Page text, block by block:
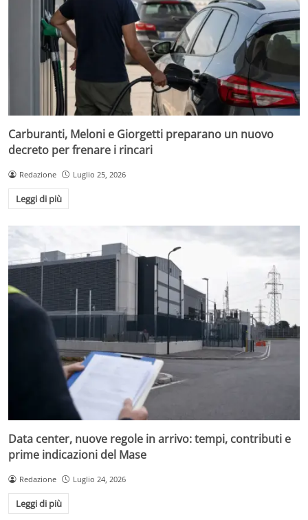
Carburanti, Meloni e Giorgetti preparano un nuovo
decreto per frenare i rincari
Redazione Luglio 25, 2026
Leggi di più
Data center, nuove regole in arrivo: tempi, contributi e
prime indicazioni del Mase
Redazione Luglio 24, 2026
Leggi di più